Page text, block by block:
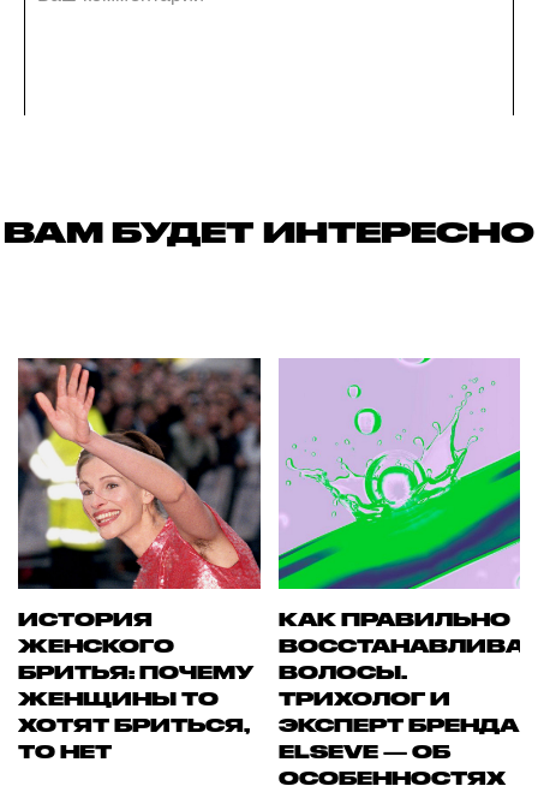
ВАМ БУДЕТ ИНТЕРЕСНО
ИСТОРИЯ
ЖЕНСКОГО
БРИТЬЯ: ПОЧЕМУ
ЖЕНЩИНЫ ТО
ХОТЯТ БРИТЬСЯ,
ТО НЕТ
КАК ПРАВИЛЬНО
ВОЛОСЫ.
ТРИХОЛОГ И
ЭКСПЕРТ БРЕНДА
ELSEVE — ОБ
ОСОБЕННОСТЯХ